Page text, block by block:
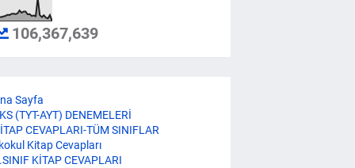
106,367,639
Sayfa
(TYT-AYT) DENEMELERİ
CEVAPLARI-TÜM SINIFLAR
Kitap Cevapları
KİTAP CEVAPLARI